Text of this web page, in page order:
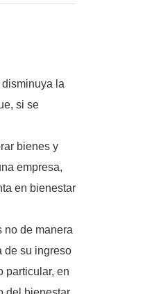
la
si se
bienes y
empresa,
en bienestar
no de manera
de su ingreso
particular, en